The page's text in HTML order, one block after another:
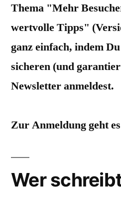
Thema "Mehr
wertvolle Tipps"
ganz einfach, indem
sicheren (und
Newsletter anmeldest.
Zur Anmeldung geht es
Wer